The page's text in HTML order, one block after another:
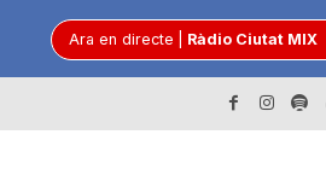
Ara en directe Ràdio Ciutat MIX